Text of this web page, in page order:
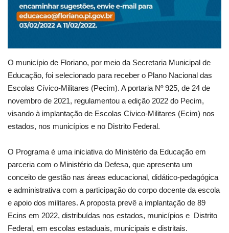
O município de Floriano, por meio da Secretaria Municipal de
Educação, foi selecionado para receber o Plano Nacional das
Escolas Cívico-Militares (Pecim). A portaria Nº 925, de 24 de
novembro de 2021, regulamentou a edição 2022 do Pecim,
visando à implantação de Escolas Cívico-Militares (Ecim) nos
estados, nos municípios e no Distrito Federal.
O Programa é uma iniciativa do Ministério da Educação em
parceria com o Ministério da Defesa, que apresenta um
conceito de gestão nas áreas educacional, didático-pedagógica
e administrativa com a participação do corpo docente da escola
e apoio dos militares. A proposta prevê a implantação de 89
Ecins em 2022, distribuídas nos estados, municípios e Distrito
Federal, em escolas estaduais, municipais e distritais.